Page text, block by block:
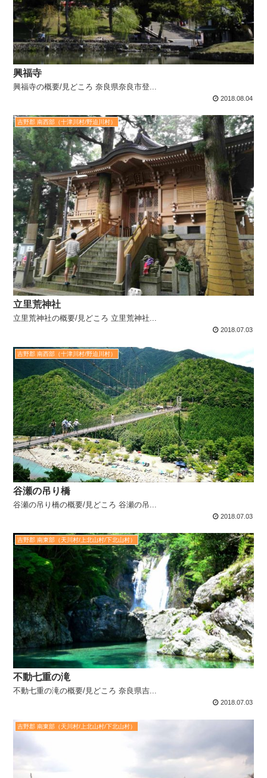
興福寺
興福寺の概要/見どころ 奈良県奈良市登...
2018.08.04
吉野郡 南西部（十津川村/野迫川村）
立里荒神社
立里荒神社の概要/見どころ 立里荒神社...
2018.07.03
吉野郡 南西部（十津川村/野迫川村）
谷瀬の吊り橋
谷瀬の吊り橋の概要/見どころ 谷瀬の吊...
2018.07.03
吉野郡 南東部（天川村/上北山村/下北山村）
不動七重の滝
不動七重の滝の概要/見どころ 奈良県吉...
2018.07.03
吉野郡 南東部（天川村/上北山村/下北山村）